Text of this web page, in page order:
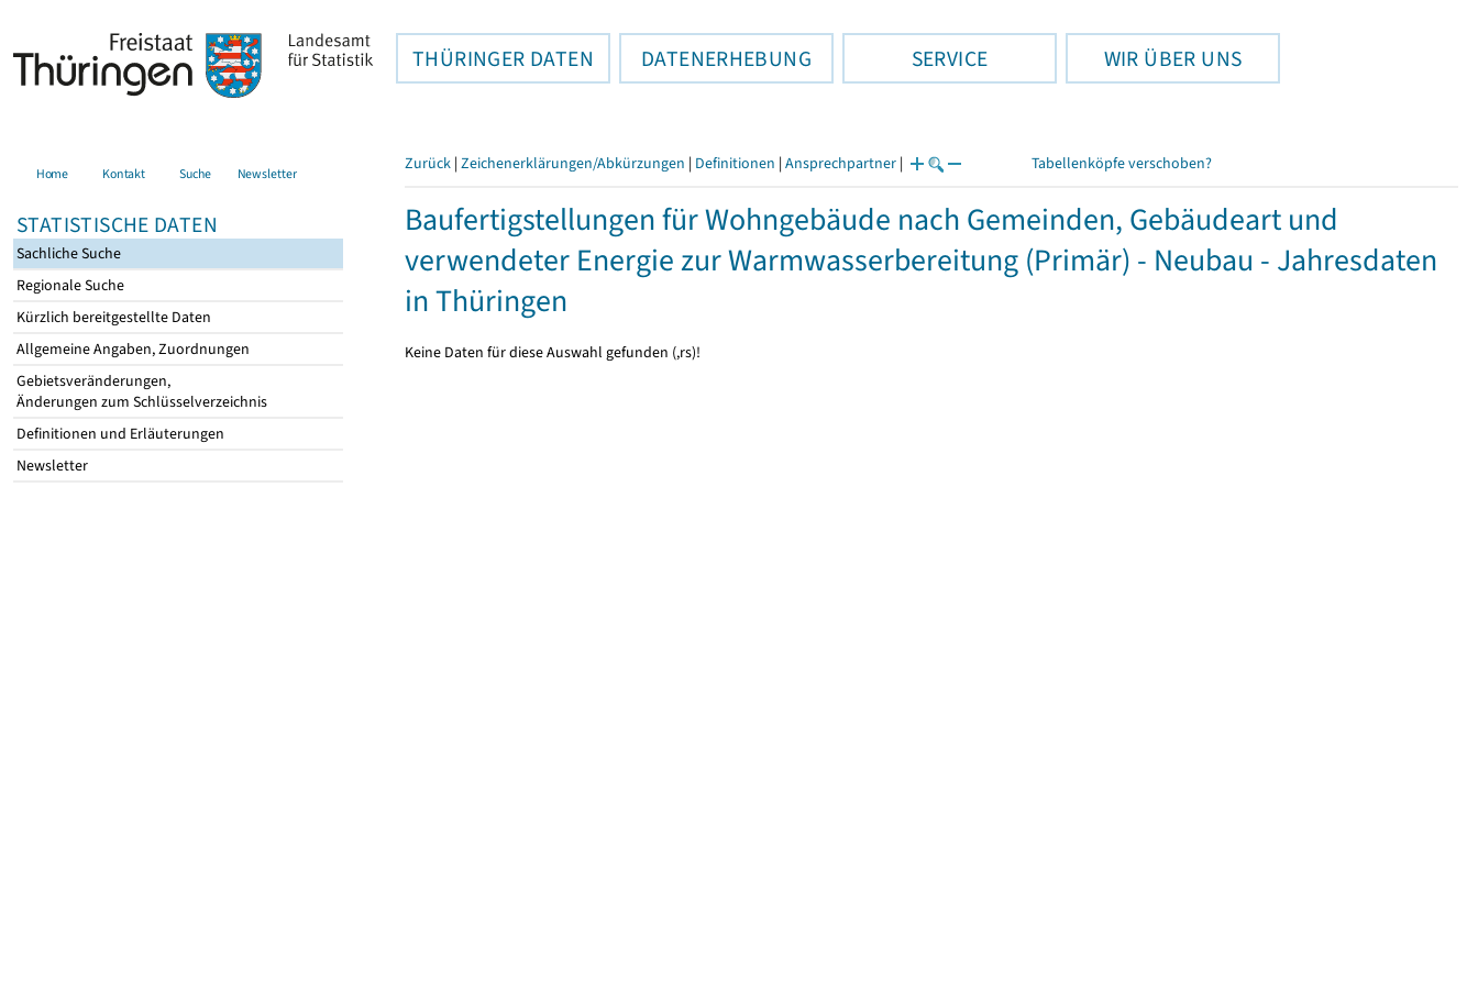
THÜRINGER DATEN DATENERHEBUNG SERVICE WIR ÜBER UNS
Home Kontakt Suche Newsletter
STATISTISCHE DATEN
Sachliche Suche
Regionale Suche
Kürzlich bereitgestellte Daten
Allgemeine Angaben, Zuordnungen
Gebietsveränderungen,
Änderungen zum Schlüsselverzeichnis
Definitionen und Erläuterungen
Newsletter
Zurück | Zeichenerklärungen/Abkürzungen | Definitionen | Ansprechpartner | Tabellenköpfe verschoben?
Baufertigstellungen für Wohngebäude nach Gemeinden, Gebäudeart und
verwendeter Energie zur Warmwasserbereitung (Primär) - Neubau - Jahresdaten
in Thüringen
Keine Daten für diese Auswahl gefunden (,rs)!